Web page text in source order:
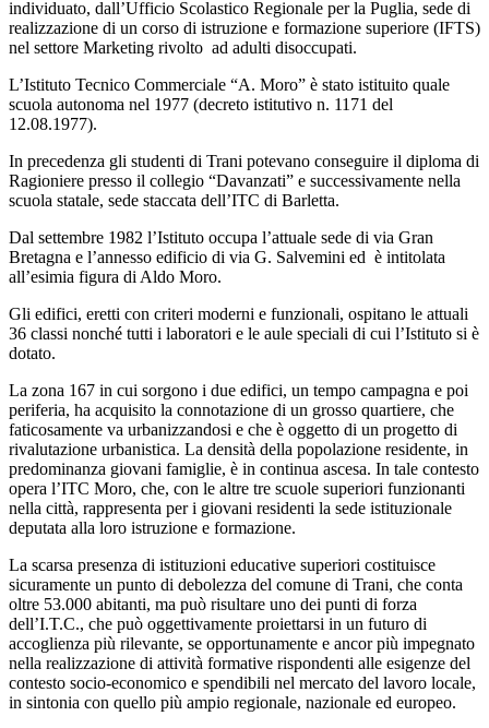
individuato, dall’Ufficio Scolastico Regionale per la Puglia, sede di
realizzazione di un corso di istruzione e formazione superiore (IFTS)
nel settore Marketing rivolto ad adulti disoccupati.
L’Istituto Tecnico Commerciale “A. Moro” è stato istituito quale
scuola autonoma nel 1977 (decreto istitutivo n. 1171 del
12.08.1977).
In precedenza gli studenti di Trani potevano conseguire il diploma di
Ragioniere presso il collegio “Davanzati” e successivamente nella
scuola statale, sede staccata dell’ITC di Barletta.
Dal settembre 1982 l’Istituto occupa l’attuale sede di via Gran
Bretagna e l’annesso edificio di via G. Salvemini ed è intitolata
all’esimia figura di Aldo Moro.
Gli edifici, eretti con criteri moderni e funzionali, ospitano le attuali
36 classi nonché tutti i laboratori e le aule speciali di cui l’Istituto si è
dotato.
La zona 167 in cui sorgono i due edifici, un tempo campagna e poi
periferia, ha acquisito la connotazione di un grosso quartiere, che
faticosamente va urbanizzandosi e che è oggetto di un progetto di
rivalutazione urbanistica. La densità della popolazione residente, in
predominanza giovani famiglie, è in continua ascesa. In tale contesto
opera l’ITC Moro, che, con le altre tre scuole superiori funzionanti
nella città, rappresenta per i giovani residenti la sede istituzionale
deputata alla loro istruzione e formazione.
La scarsa presenza di istituzioni educative superiori costituisce
sicuramente un punto di debolezza del comune di Trani, che conta
oltre 53.000 abitanti, ma può risultare uno dei punti di forza
dell’I.T.C., che può oggettivamente proiettarsi in un futuro di
accoglienza più rilevante, se opportunamente e ancor più impegnato
nella realizzazione di attività formative rispondenti alle esigenze del
contesto socio-economico e spendibili nel mercato del lavoro locale,
in sintonia con quello più ampio regionale, nazionale ed europeo.